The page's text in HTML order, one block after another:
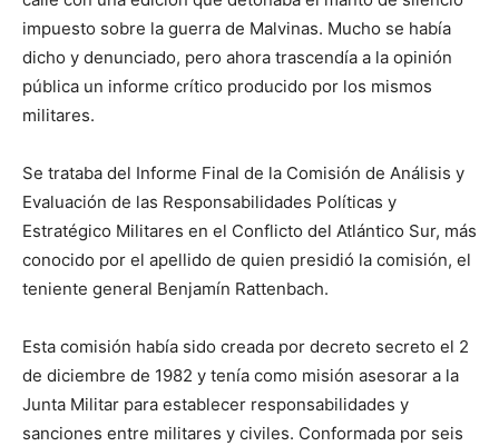
impuesto sobre la guerra de Malvinas. Mucho se había
dicho y denunciado, pero ahora trascendía a la opinión
pública un informe crítico producido por los mismos
militares.
Se trataba del Informe Final de la Comisión de Análisis y
Evaluación de las Responsabilidades Políticas y
Estratégico Militares en el Conflicto del Atlántico Sur, más
conocido por el apellido de quien presidió la comisión, el
teniente general Benjamín Rattenbach.
Esta comisión había sido creada por decreto secreto el 2
de diciembre de 1982 y tenía como misión asesorar a la
Junta Militar para establecer responsabilidades y
sanciones entre militares y civiles. Conformada por seis